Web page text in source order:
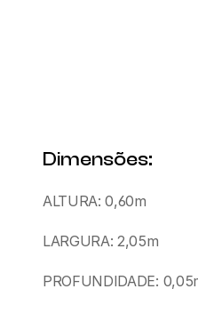
Dimensões:
ALTURA: 0,60m
LARGURA: 2,05m
PROFUNDIDADE: